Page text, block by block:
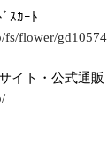
ｽｶｰﾄ
fs/flower/gd10574
イト・公式通販